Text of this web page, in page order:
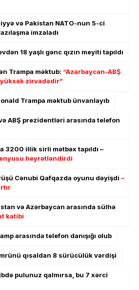
və Pakistan NATO-nun 5-ci
imzaladı
18 yaşlı gənc qızın meyiti tapıldı
Trampa məktub: “Azərbaycan-ABŞ
zirvədədir”
Trampa məktub ünvanlayıb
ABŞ prezidentləri arasında telefon
3200 illik sirli mətbəx tapıldı –
heyrətləndirdi
Cənubi Qafqazda oyunu dəyişdi –
və Azərbaycan arasında sülhə
katibi
arasında telefon danışığı olub
qısaldan 8 sürücülük vərdişi
pulunuz qalmırsa, bu 7 xərci